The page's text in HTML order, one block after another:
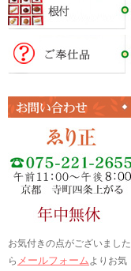
お気付きの点がございました
ら メールフォームよりお気